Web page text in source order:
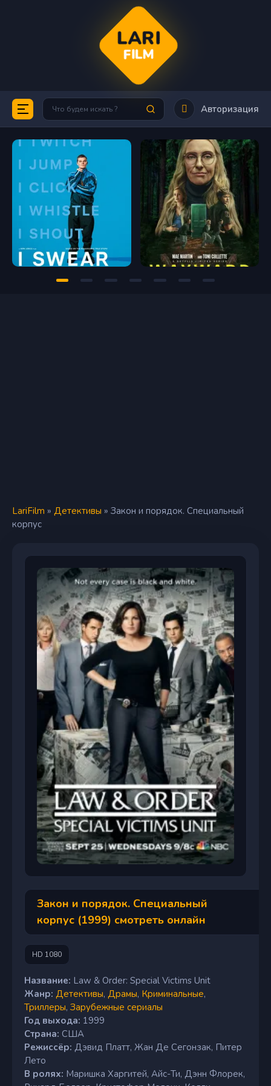
LARI
FILM
Авторизация
LariFilm » Детективы » Закон и порядок. Специальный
корпус
Закон и порядок. Специальный
корпус (1999) смотреть онлайн
HD 1080
Название: Law & Order: Special Victims Unit
Жанр: Детективы, Драмы, Криминальные,
Триллеры, Зарубежные сериалы
Год выхода: 1999
Страна: США
Режиссёр: Дэвид Платт, Жан Де Сегонзак, Питер
Лето
В ролях: Маришка Харгитей, Айс-Ти, Дэнн Флорек,